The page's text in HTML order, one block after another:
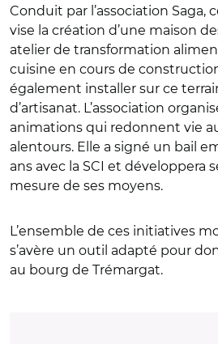
Conduit par l’association Saga,
vise la création d’une maison
atelier de transformation
cuisine en cours de
également installer sur ce
d’artisanat. L’association
animations qui redonnent vie
alentours. Elle a signé un bail
ans avec la SCI et développera
mesure de ses moyens.
L’ensemble de ces initiatives
s’avère un outil adapté pour
au bourg de Trémargat.